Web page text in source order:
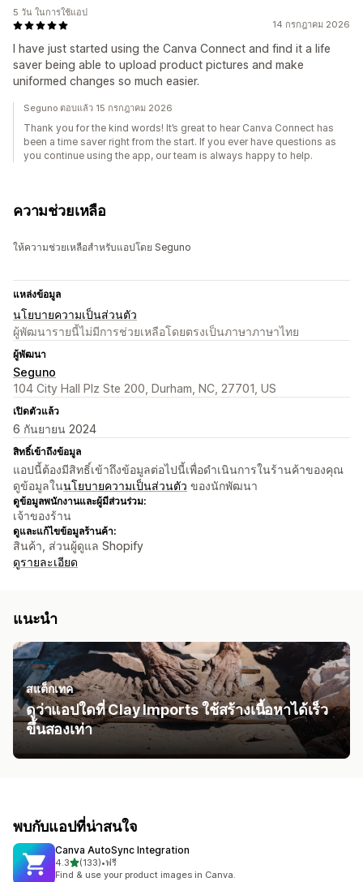
14 กรกฎาคม 2026
I have just started using the Canva Connect and find it a life
saver being able to upload product pictures and make
uniformed changes so much easier.
5 วัน ในการใช้แอป
Seguno ตอบแล้ว 15 กรกฎาคม 2026
Thank you for the kind words! It’s great to hear Canva Connect has
been a time saver right from the start. If you ever have questions as
you continue using the app, our team is always happy to help.
ความช่วยเหลือ
ให้ความช่วยเหลือสำหรับแอปโดย Seguno
แหล่งข้อมูล
นโยบายความเป็นส่วนตัว
ผู้พัฒนารายนี้ไม่มีการช่วยเหลือโดยตรงเป็นภาษาภาษาไทย
ผู้พัฒนา
Seguno
104 City Hall Plz Ste 200, Durham, NC, 27701, US
เปิดตัวแล้ว
6 กันยายน 2024
สิทธิ์เข้าถึงข้อมูล
แอปนี้ต้องมีสิทธิ์เข้าถึงข้อมูลต่อไปนี้เพื่อดำเนินการในร้านค้าของคุณ
ดูข้อมูลในนโยบายความเป็นส่วนตัว ของนักพัฒนา
ดูข้อมูลพนักงานและผู้มีส่วนร่วม:
เจ้าของร้าน
ดูและแก้ไขข้อมูลร้านค้า:
สินค้า, ส่วนผู้ดูแล Shopify
ดูรายละเอียด
แนะนำ
สแต็กเทค
ดูว่าแอปใดที่ Clay Imports ใช้สร้างเนื้อหาได้เร็ว
ขึ้นสองเท่า
พบกับแอปที่น่าสนใจ
Canva AutoSync Integration
4.3เต็ม 5 ดาว
(133)
ทั้งหมด 133 รีวิว
•ฟรี
Find & use your product images in Canva.